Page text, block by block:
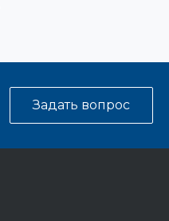
Задать вопрос